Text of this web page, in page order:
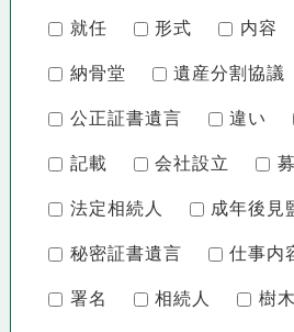
就任 形式 内容
納骨堂 遺産分割協議
公正証書遺言 違い
記載 会社設立
法定相続人 成年後見
秘密証書遺言 仕事内
署名 相続人 樹